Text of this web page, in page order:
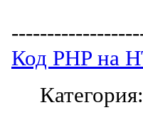
Код PHP на